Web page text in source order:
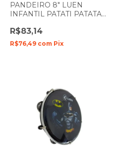
PANDEIRO 8" LUEN
INFANTIL PATATI PATATA
R$83,14
R$76,49 com Pix